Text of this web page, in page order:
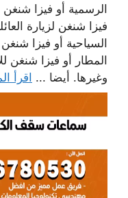
الرسمية أو فيزا
فيزا شنغن لزيارة
السياحية أو فيزا
المطار أو فيزا شنغن
وغيرها. أيضا ...
اقرأ